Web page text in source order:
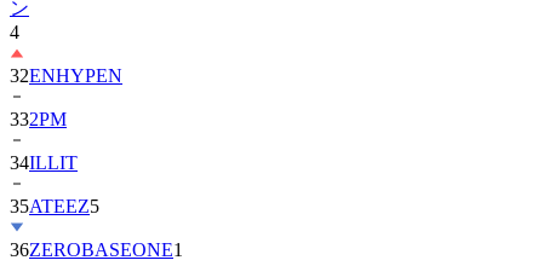
32
332PM
34ILLIT
35ATEEZ
36ZEROBASEONE
37